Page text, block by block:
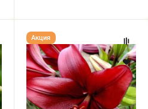
Лилия
"ДИНАМИКС"
3
штуки
(размер
18/20)
Акция